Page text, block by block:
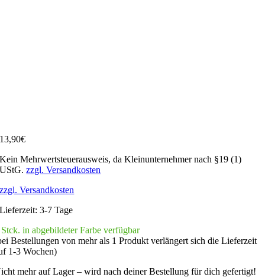
13,90€
Kein Mehrwertsteuerausweis, da Kleinunternehmer nach §19 (1)
UStG. zzgl. Versandkosten
zzgl. Versandkosten
Lieferzeit:3-7 Tage
in abgebildeter Farbe verfügbar
Bestellungen von mehr als 1 Produkt verlängert sich die Lieferzeit
1-3 Wochen)
mehr auf Lager – wird nach deiner Bestellung für dich gefertigt!